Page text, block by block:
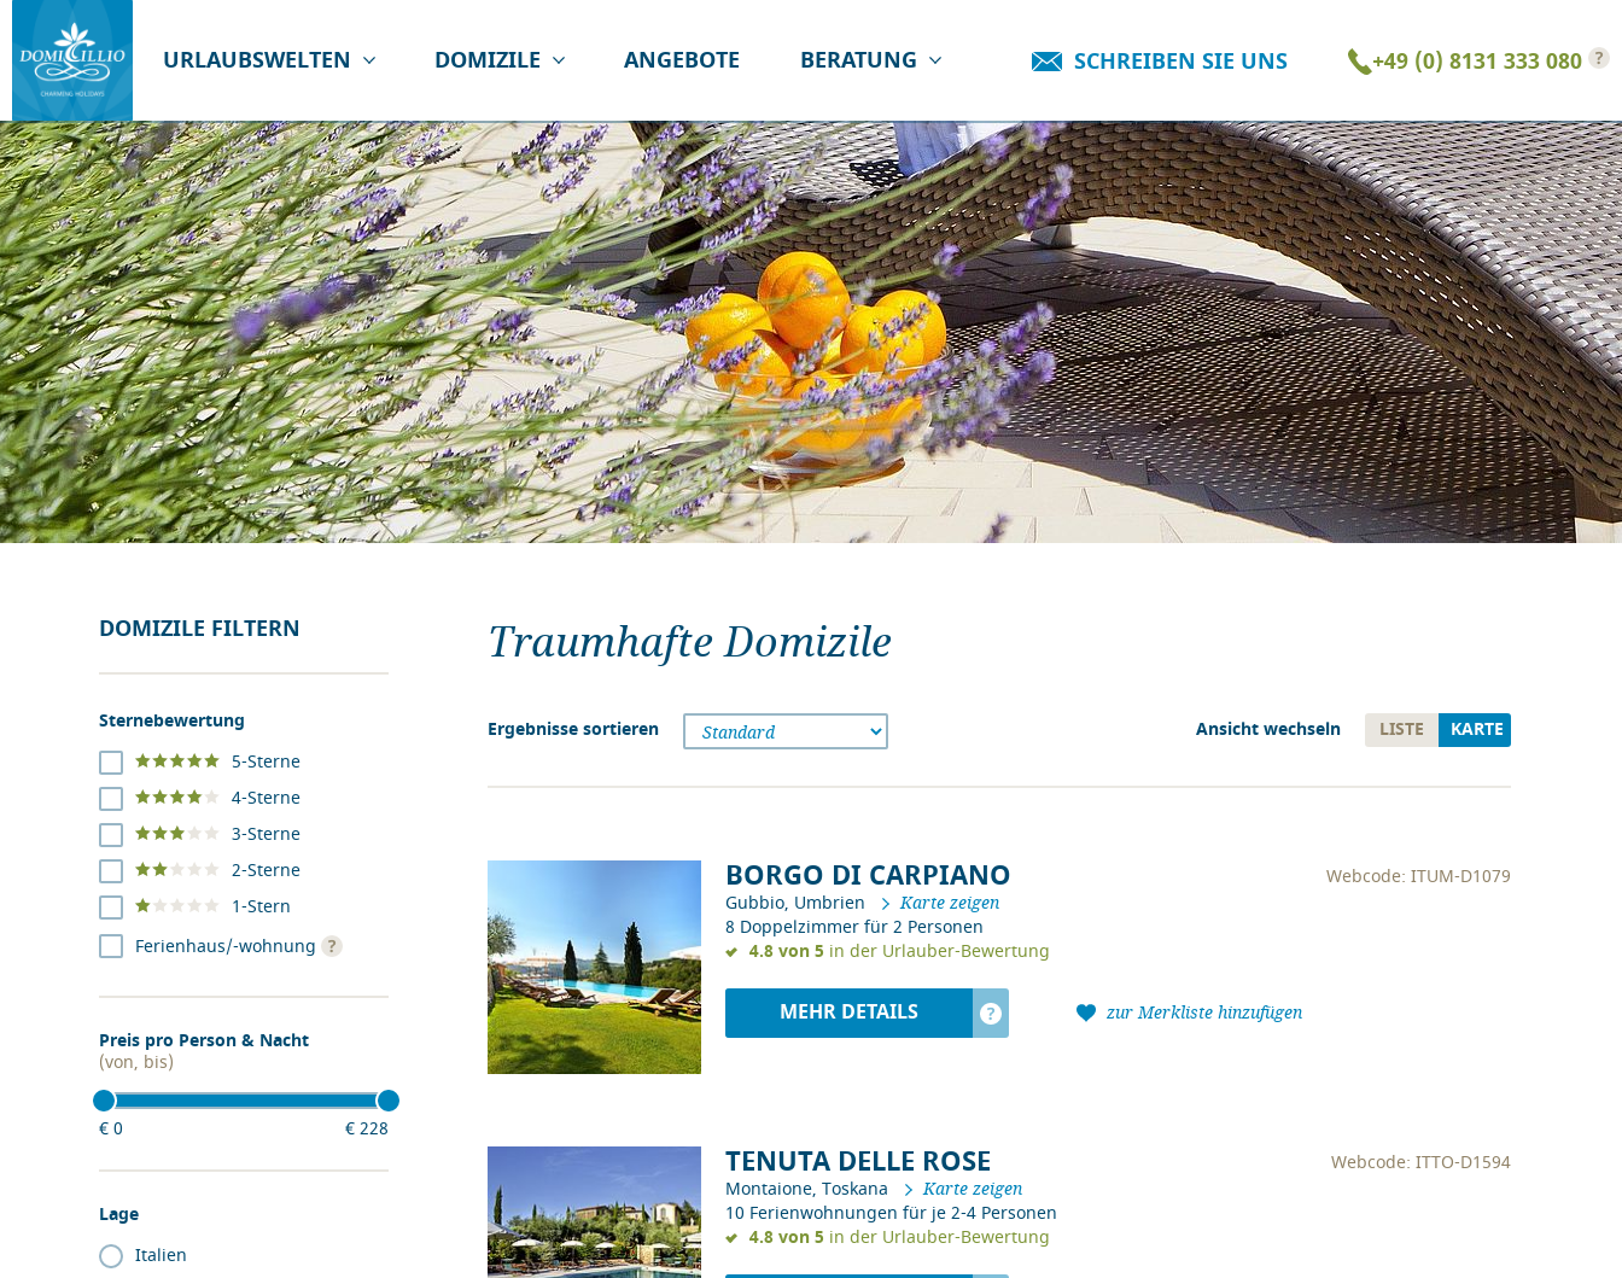
SCHREIBEN SIE UNS +49 (0) 8131 333 080
?
URLAUBSWELTEN DOMIZILE ANGEBOTE BERATUNG
Traumhafte Domizile
Ergebnisse sortieren Ansicht wechseln LISTE KARTE
BORGO DI CARPIANO
Gubbio, Umbrien Karte zeigen
8 Doppelzimmer für 2 Personen
4.8 von 5 in der Urlauber-Bewertung
Webcode: ITUM-D1079
MEHR DETAILS zur Merkliste hinzufügen
TENUTA DELLE ROSE
Montaione, Toskana Karte zeigen
10 Ferienwohnungen für je 2-4 Personen
4.8 von 5 in der Urlauber-Bewertung
Webcode: ITTO-D1594
DOMIZILE FILTERN
Sternebewertung
5-Sterne
4-Sterne
3-Sterne
2-Sterne
1-Stern
Ferienhaus/-wohnung
?
Preis pro Person & Nacht
(von, bis)
€0 €228
Lage
Italien